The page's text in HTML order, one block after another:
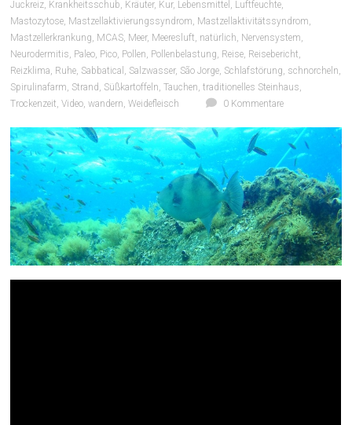
Juckreiz, Krankheitsschub, Kräuter, Kur, Lebensmittel , Luftfeuchte,
Mastozytose, Mastzellaktivierungssyndrom, Mastzellaktivitätssyndrom,
Mastzellerkrankung, MCAS, Meer, Meeresluft, natürlich, Nervensystem,
Neurodermitis, Paleo, Pico, Pollen, Pollenbelastung, Reise, Reisebericht,
Reizklima, Ruhe, Sabbatical , Salzwasser, São Jorge, Schlafstörung, schnorcheln,
Spirulinafarm, Strand , Süßkartoffeln,Tauchen,traditionelles Steinhaus,
Trockenzeit,Video,wandern,Weidefleisch 0 Kommentare